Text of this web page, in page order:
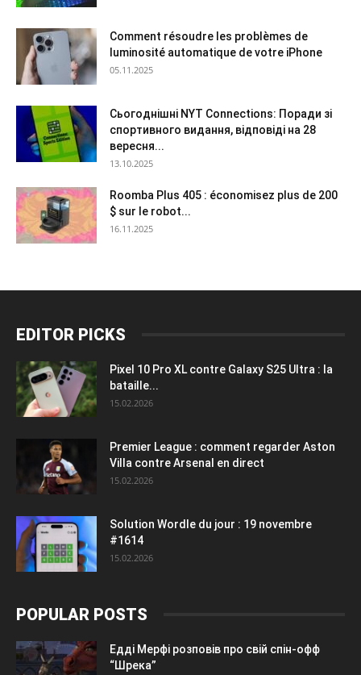
Comment résoudre les problèmes de
luminosité automatique de votre iPhone
05.11.2025
Сьогоднішні NYT Connections: Поради зі
спортивного видання, відповіді на 28
вересня...
13.10.2025
Roomba Plus 405 : économisez plus de 200
$ sur le robot...
16.11.2025
EDITOR PICKS
Pixel 10 Pro XL contre Galaxy S25 Ultra : la
bataille...
15.02.2026
Premier League : comment regarder Aston
Villa contre Arsenal en direct
15.02.2026
Solution Wordle du jour : 19 novembre
#1614
15.02.2026
POPULAR POSTS
Едді Мерфі розповів про свій спін-офф
“Шрека”